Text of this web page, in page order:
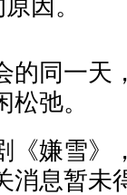
因。
的同一天
弛。
《嫌雪》
消息暂未